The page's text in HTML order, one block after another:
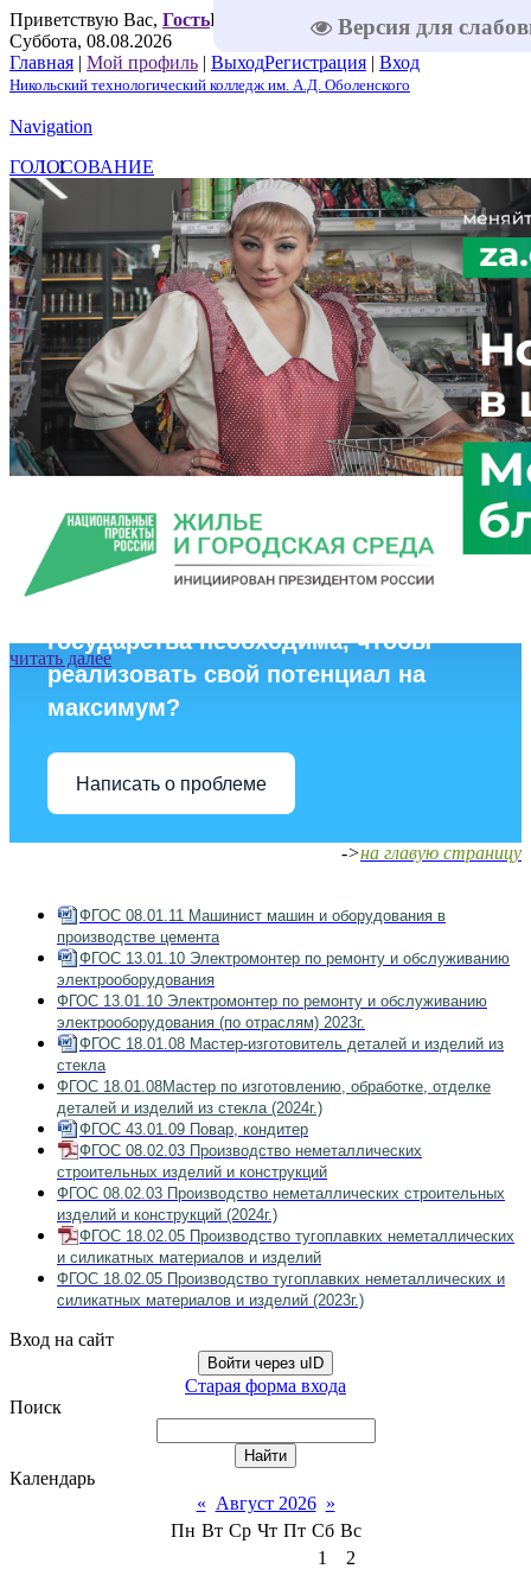
Версия для
Приветствую Вас, ГостьПриветствую Вас ,Гость |RSS |
Суббота, 08.08.2026
Главная | Мой профиль | ВыходРегистрация | Вход
Никольский технологический колледж им. А.Д. Оболенского
Navigation
ГОЛОСОВАНИЕ
читать далее
читать далее
читать далее
читать далее
1
2
4
5
Решаем вместе
государства необходима, чтобы
реализовать свой потенциал на
максимум?
Написать о проблеме
->на главую страницу
ФГОС 08.01.11 Машинист машин и оборудования в
производстве цемента
ФГОС 13.01.10 Электромонтер по ремонту и обслуживанию
электрооборудования
ФГОС 13.01.10 Электромонтер по ремонту и обслуживанию
электрооборудования (по отраслям) 2023г.
ФГОС 18.01.08 Мастер-изготовитель деталей и изделий из
стекла
ФГОС 18.01.08Мастер по изготовлению, обработке, отделке
деталей и изделий из стекла (2024г.)
ФГОС 43.01.09 Повар, кондитер
ФГОС 08.02.03 Производство неметаллических
строительных изделий и конструкций
ФГОС 08.02.03 Производство неметаллических строительных
изделий и конструкций (2024г.)
ФГОС 18.02.05 Производство тугоплавких неметаллических
и силикатных материалов и изделий
ФГОС 18.02.05 Производство тугоплавких неметаллических и
силикатных материалов и изделий (2023г.)
Вход на сайт
Войти через uID
Старая форма входа
Поиск
Календарь
« Август 2026 »
Пн Вт Ср Чт Пт Сб Вс
1
2